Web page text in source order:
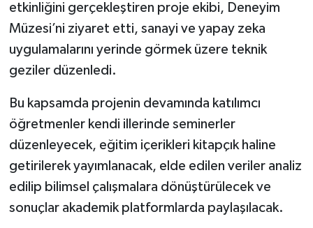
etkinliğini gerçekleştiren proje ekibi, Deneyim
Müzesi’ni ziyaret etti, sanayi ve yapay zeka
uygulamalarını yerinde görmek üzere teknik
geziler düzenledi.
Bu kapsamda projenin devamında katılımcı
öğretmenler kendi illerinde seminerler
düzenleyecek, eğitim içerikleri kitapçık haline
getirilerek yayımlanacak, elde edilen veriler analiz
edilip bilimsel çalışmalara dönüştürülecek ve
sonuçlar akademik platformlarda paylaşılacak.